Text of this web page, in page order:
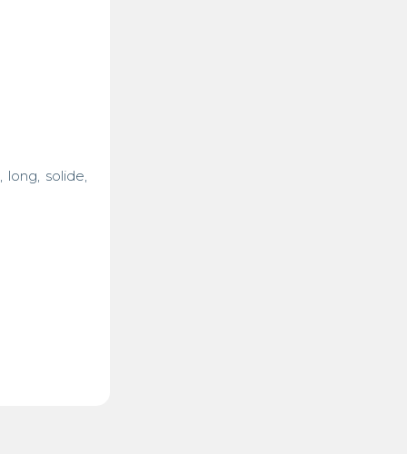
solide,